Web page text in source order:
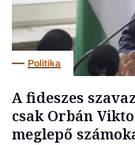
Politika
A fideszes
csak Orbán
meglepő